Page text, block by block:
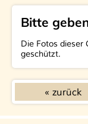
Bitte
Die Fotos dieser
geschützt.
zurück